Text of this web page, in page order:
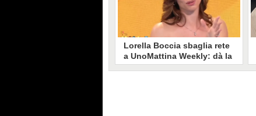
Lorella Boccia sbaglia rete
a UnoMattina Weekly: dà la
linea al Tg5 invece che al